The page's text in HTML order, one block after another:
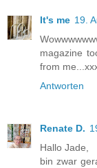
It's me 19.
magazine
from
Antworten
Renate D.
Hallo Jade,
bin zwar